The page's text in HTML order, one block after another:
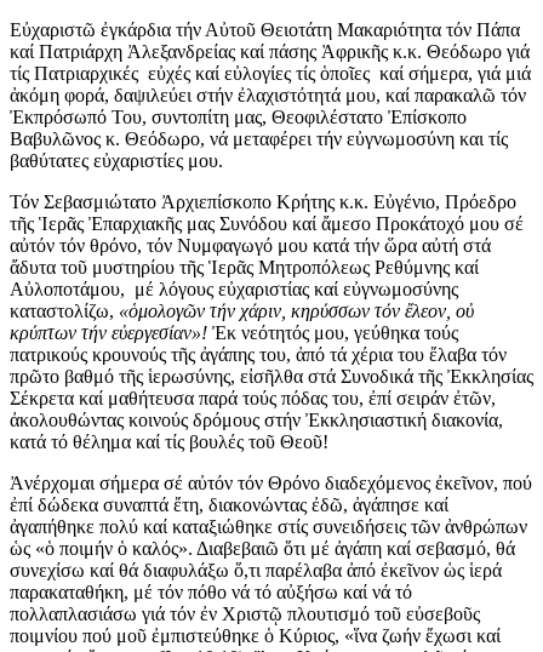
Εὐχαριστῶ ἐγκάρδια τήν Αὐτοῦ Θειοτάτη Μακαριότητα τόν Πάπα
καί Πατριάρχη Ἀλεξανδρείας καί πάσης Ἀφρικῆς κ.κ. Θεόδωρο γιά
τίς Πατριαρχικές εὐχές καί εὐλογίες τίς ὁποῖες καί σήμερα, γιά μιά
ἀκόμη φορά, δαψιλεύει στήν ἐλαχιστότητά μου, καί παρακαλῶ τόν
Ἐκπρόσωπό Του, συντοπίτη μας, Θεοφιλέστατο Ἐπίσκοπο
Βαβυλῶνος κ. Θεόδωρο, νά μεταφέρει τήν εὐγνωμοσύνη και τίς
βαθύτατες εὐχαριστίες μου.
Τόν Σεβασμιώτατο Ἀρχιεπίσκοπο Κρήτης κ.κ. Εὐγένιο, Πρόεδρο
τῆς Ἱερᾶς Ἐπαρχιακῆς μας Συνόδου καί ἄμεσο Προκάτοχό μου σέ
αὐτόν τόν θρόνο, τόν Νυμφαγωγό μου κατά τήν ὥρα αὐτή στά
ἄδυτα τοῦ μυστηρίου τῆς Ἱερᾶς Μητροπόλεως Ρεθύμνης καί
Αὐλοποτάμου, μέ λόγους εὐχαριστίας καί εὐγνωμοσύνης
καταστολίζω, «ὁμολογῶν τήν χάριν, κηρύσσων τόν ἔλεον, οὐ
κρύπτων τήν εὐεργεσίαν»! Ἐκ νεότητός μου, γεύθηκα τούς
πατρικούς κρουνούς τῆς ἀγάπης του, ἀπό τά χέρια του ἔλαβα τόν
πρῶτο βαθμό τῆς ἱερωσύνης, εἰσῆλθα στά Συνοδικά τῆς Ἐκκλησίας
Σέκρετα καί μαθήτευσα παρά τούς πόδας του, ἐπί σειράν ἐτῶν,
ἀκολουθώντας κοινούς δρόμους στήν Ἐκκλησιαστική διακονία,
κατά τό θέλημα καί τίς βουλές τοῦ Θεοῦ!
Ἀνέρχομαι σήμερα σέ αὐτόν τόν Θρόνο διαδεχόμενος ἐκεῖνον, πού
ἐπί δώδεκα συναπτά ἔτη, διακονώντας ἐδῶ, ἀγάπησε καί
ἀγαπήθηκε πολύ καί καταξιώθηκε στίς συνειδήσεις τῶν ἀνθρώπων
ὡς «ὁ ποιμήν ὁ καλός». Διαβεβαιῶ ὅτι μέ ἀγάπη καί σεβασμό, θά
συνεχίσω καί θά διαφυλάξω ὅ,τι παρέλαβα ἀπό ἐκεῖνον ὡς ἱερά
παρακαταθήκη, μέ τόν πόθο νά τό αὐξήσω καί νά τό
πολλαπλασιάσω γιά τόν ἐν Χριστῷ πλουτισμό τοῦ εὐσεβοῦς
ποιμνίου πού μοῦ ἐμπιστεύθηκε ὁ Κύριος, «ἵνα ζωήν ἔχωσι καί